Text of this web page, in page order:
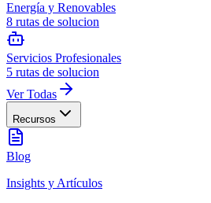
Energía y Renovables
8 rutas de solucion
Servicios Profesionales
5 rutas de solucion
Ver Todas
Recursos
Blog
Insights y Artículos